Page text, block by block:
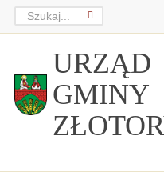
URZĄD
GMINY